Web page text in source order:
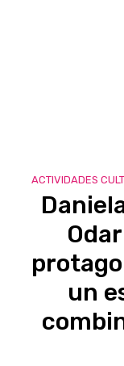
ACTIVIDADES
un